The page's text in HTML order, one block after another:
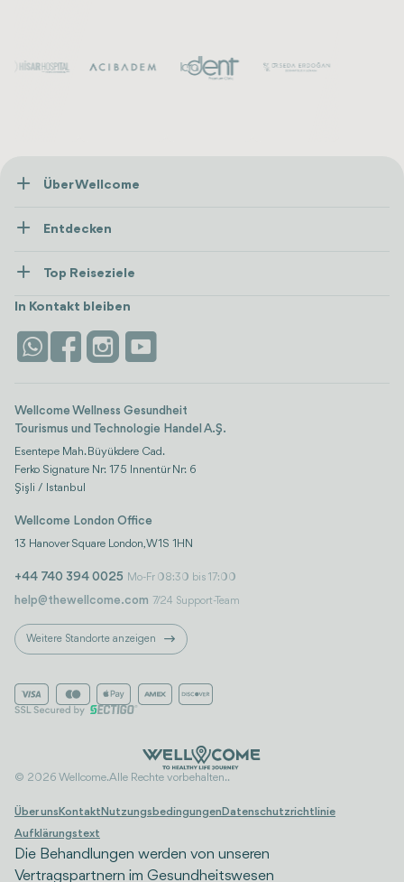
Über Wellcome
Presse
Vertrauen & Sicherheit
Kontaktieren Sie uns
Entdecken
Wellness
Unterkünfte
Attraktionen
Bewertungen
Top Reiseziele
Alle anzeigen
Istanbul
In Kontakt bleiben
Wellcome Wellness Gesundheit
Tourismus und Technologie Handel A.Ş.
Esentepe Mah. Büyükdere Cad.
Ferko Signature Nr: 175 Innentür Nr: 6
Şişli / Istanbul
Wellcome London Office
13 Hanover Square London, W1S 1HN
+44 740 394 0025 Mo-Fr 08:30 bis 17:00
help@thewellcome.com 7/24 Support-Team
Weitere Standorte anzeigen
© 2026 Wellcome. Alle Rechte vorbehalten..
Über uns Kontakt Nutzungsbedingungen Datenschutzrichtlinie
Aufklärungstext
Die Behandlungen werden von unseren
Vertragspartnern im Gesundheitswesen